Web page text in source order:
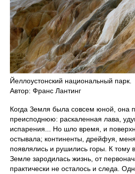
Йеллоустонский национальный парк.
Автор: Франс Лантинг
Когда Земля была совсем юной, она
преисподнюю: раскаленная лава,
испарения... Но шло время, и
остывала; континенты, дрейфуя,
появлялись и рушились горы. К тому
Земле зародилась жизнь, от
практически не осталось и следа.